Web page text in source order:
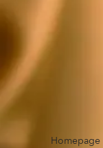
Homepage